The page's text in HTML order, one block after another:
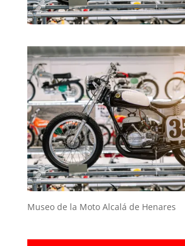
Museo de la Moto Alcalá de Henares